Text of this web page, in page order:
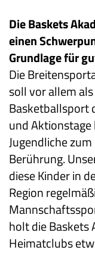
Die Baskets
einen
Grundlage für
Die
soll vor allem
Basketballsport
und
Jugendliche
Berührung.
diese Kinder in
Region
holt die Baskets
Heimatclubs